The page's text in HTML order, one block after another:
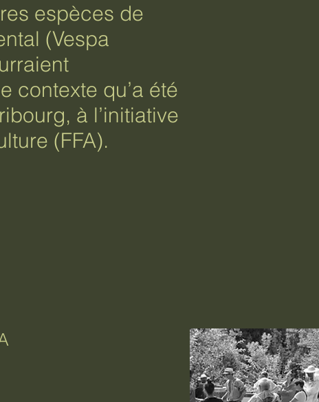
espèces de
(Vespa
contexte qu’a été
à l’initiative
(FFA).